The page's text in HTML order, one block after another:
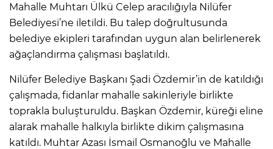
Mahalle Muhtarı Ülkü Celep aracılığıyla Nilüfer
Belediyesi’ne iletildi. Bu talep doğrultusunda
belediye ekipleri tarafından uygun alan belirlenerek
ağaçlandırma çalışması başlatıldı.
Nilüfer Belediye Başkanı Şadi Özdemir’in de katıldığı
çalışmada, fidanlar mahalle sakinleriyle birlikte
toprakla buluşturuldu. Başkan Özdemir, küreği eline
alarak mahalle halkıyla birlikte dikim çalışmasına
katıldı. Muhtar Azası İsmail Osmanoğlu ve Mahalle